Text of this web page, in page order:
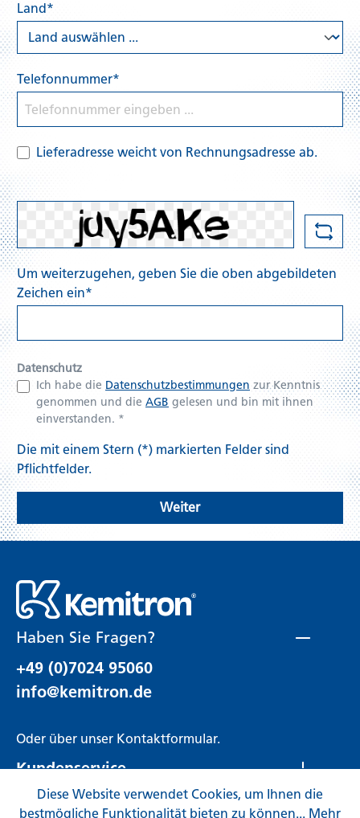
Land*
Telefonnummer*
Lieferadresse weicht von Rechnungsadresse ab.
Um weiterzugehen, geben Sie die oben abgebildeten
Zeichen ein*
Datenschutz
Ich habe die Datenschutzbestimmungen zur Kenntnis
genommen und die AGB gelesen und bin mit ihnen
einverstanden. *
Die mit einem Stern (*) markierten Felder sind
Pflichtfelder.
Weiter
Haben Sie Fragen?
+49 (0)7024 95060
info@kemitron.de
Oder über unser Kontaktformular.
Kundenservice
Rechtliches
Diese Website verwendet Cookies, um Ihnen die
bestmögliche Funktionalität bieten zu können... Mehr